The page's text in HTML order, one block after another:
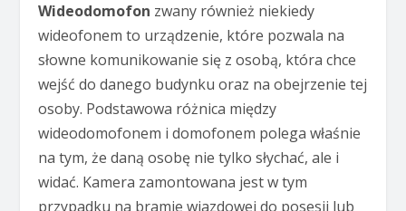
Wideodomofon zwany również niekiedy
wideofonem to urządzenie, które pozwala na
słowne komunikowanie się z osobą, która chce
wejść do danego budynku oraz na obejrzenie tej
osoby. Podstawowa różnica między
wideodomofonem i domofonem polega właśnie
na tym, że daną osobę nie tylko słychać, ale i
widać. Kamera zamontowana jest w tym
przypadku na bramie wjazdowej do posesji lub